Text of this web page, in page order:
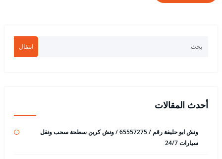
انتقال
أحدث المقالات
ونش ابو حليفة رقم / 65557275 / ونش كرين سطحة سحب ونقل
سيارات 24/7